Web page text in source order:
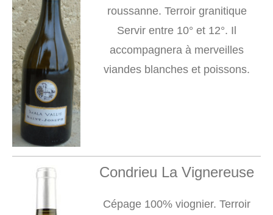
roussanne. Terroir granitique
Servir entre 10° et 12°. Il
accompagnera à merveilles
viandes blanches et poissons.
Condrieu La Vignereuse
Cépage 100% viognier. Terroir